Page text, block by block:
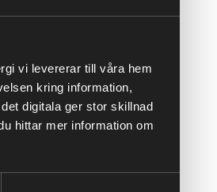
vi levererar till våra hem
kring information,
digitala ger stor skillnad
hittar mer information om
Ett projekt
Gustav Löfving
fördelarna med att